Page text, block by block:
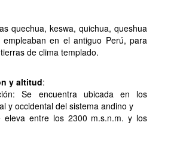
quechua, keswa, quichua, queshua
en el antiguo Perú, para
de clima templado.
y altitud:
Se encuentra ubicada en los
y occidental del sistema andino y
entre los 2300 m.s.n.m. y los